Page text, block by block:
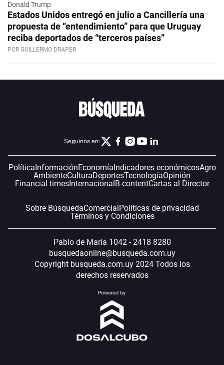
Donald Trump
Estados Unidos entregó en julio a Cancillería una
propuesta de “entendimiento” para que Uruguay
reciba deportados de “terceros países”
POR GUILLERMO DRAPER
Seguinos en:
PolíticaInformaciónEconomíaIndicadores económicosAgro
AmbienteCulturaDeportesTecnologíaOpinión
Financial timesInternacionalB-contentCartas al Director
Sobre BúsquedaComercialPolíticas de privacidad
Términos y Condiciones
Pablo de María 1042 - 2418 8280
busquedaonline@busqueda.com.uy
Copyright busqueda.com.uy 2024 Todos los
derechos reservados